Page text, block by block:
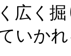
広く
いか